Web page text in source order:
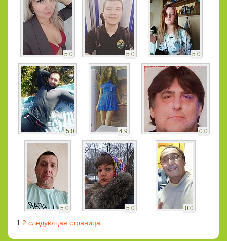
5.0 5.0 5.0
5.0 4.9 0.0
5.0 5.0 0.0
1 2 следующая страница